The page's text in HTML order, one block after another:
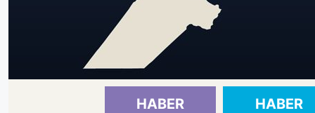
HABER
HABER